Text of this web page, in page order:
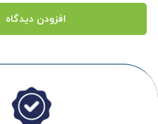
افزودن دیدگاه